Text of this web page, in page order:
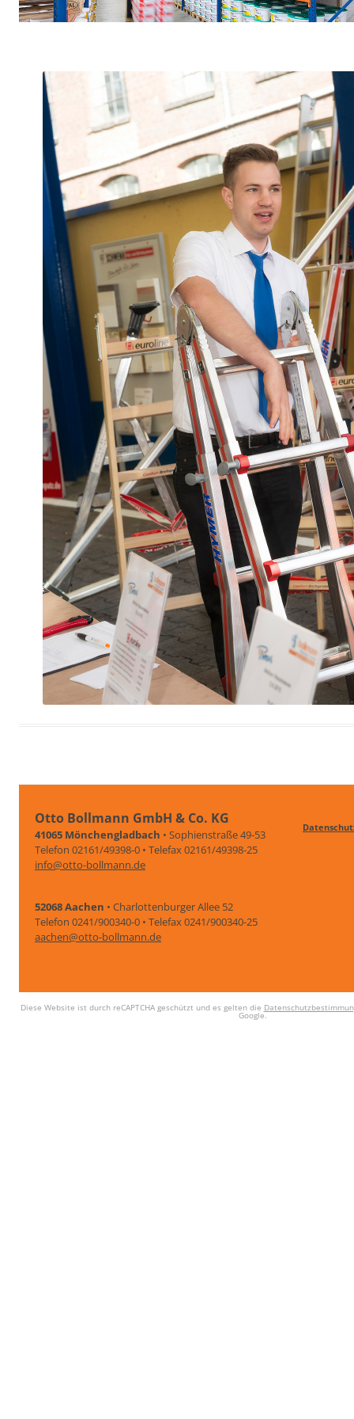
Otto Bollmann GmbH & Co. KG
41065 Mönchengladbach • Sophienstraße 49-53
Telefon 02161/49398-0 • Telefax 02161/49398-25
info@otto-bollmann.de
52068 Aachen • Charlottenburger Allee 52
Telefon 0241/900340-0 • Telefax 0241/900340-25
aachen@otto-bollmann.de
Diese Website ist durch reCAPTCHA geschützt und es gelten die
Google.